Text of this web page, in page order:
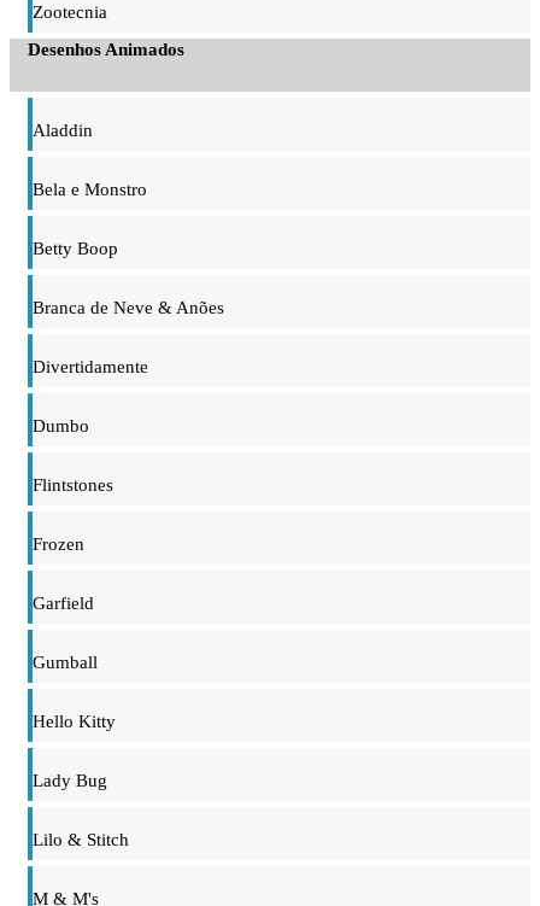
Zootecnia
Desenhos Animados
Aladdin
Bela e Monstro
Betty Boop
Branca de Neve & Anões
Divertidamente
Dumbo
Flintstones
Frozen
Garfield
Gumball
Hello Kitty
Lady Bug
Lilo & Stitch
M & M's